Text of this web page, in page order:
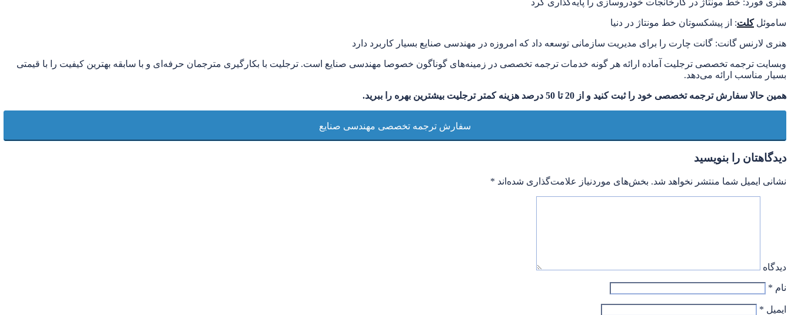
ساموئلکلت: از پیشکسوتان خط مونتاژ در دنیا
هنری لارنس گانت: گانت چارت را برای مدیریت سازمانی توسعه داد که امروزه در مهندسی صنایع بسیار کاربرد دارد
وبسایت ترجمه تخصصی ترجلیت آماده ارائه هر گونه خدمات ترجمه تخصصی در زمینه‌های گوناگون خصوصا مهندسی صنایع است. ترجلیت با بکارگیری مترجمان حرفه‌ای و با سابقه بهترین کیفیت را با قیمتی
بسیار مناسب ارائه می‌دهد.
همین حالا سفارش ترجمه تخصصی خود را ثبت کنید و از 20 تا 50 درصد هزینه کمتر ترجلیت بیشترین بهره را ببرید.
سفارش ترجمه تخصصی مهندسی صنایع
دیدگاهتان را بنویسید
نشانی ایمیل شما منتشر نخواهد شد. بخش‌های موردنیاز علامت‌گذاری شده‌اند *
دیدگاه
نام *
ایمیل *